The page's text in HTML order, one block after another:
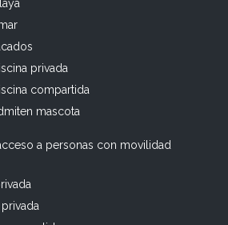
privada
compartida
mascota
a personas con movilidad